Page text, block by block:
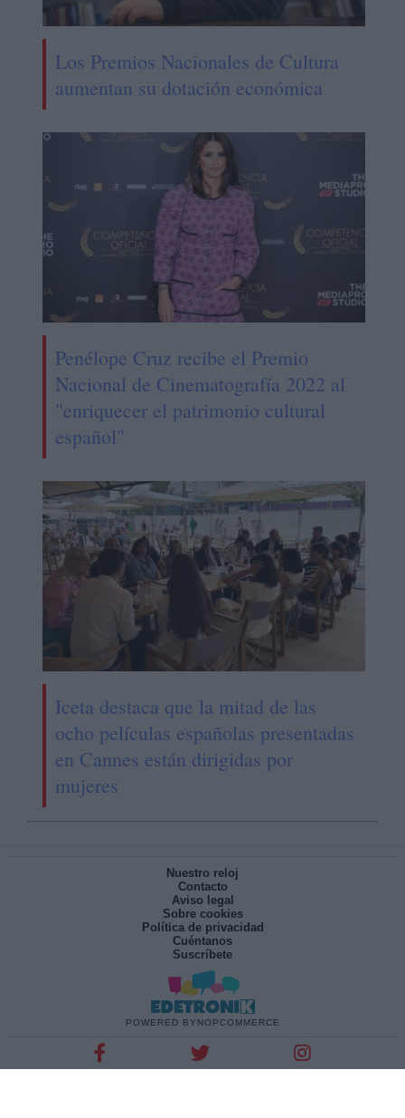
Los Premios Nacionales de Cultura
aumentan su dotación económica
Penélope Cruz recibe el Premio
Nacional de Cinematografía 2022 al
"enriquecer el patrimonio cultural
español"
Iceta destaca que la mitad de las
ocho películas españolas presentadas
en Cannes están dirigidas por
mujeres
Nuestro reloj
Contacto
Aviso legal
Sobre cookies
Política de privacidad
Cuéntanos
Suscríbete
POWERED BY NOPCOMMERCE